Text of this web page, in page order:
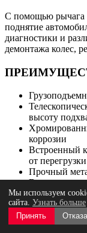
С помощью рычага
поднятие
диагностики и
демонтажа колес,
высоту
коррозии
Встроенный
от перегрузки
Прочный
В комплект
75 мм и 45 мм
УДОБСТВО
Мы используем
сайта. Узнать больше
Принять